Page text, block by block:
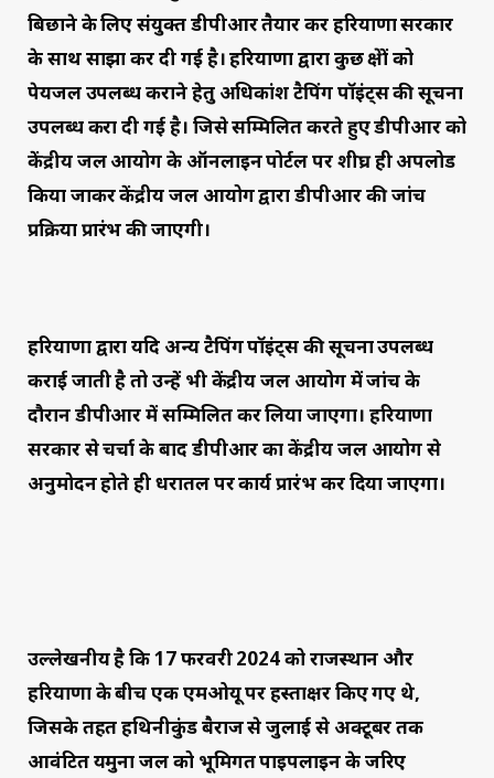
बिछाने के लिए संयुक्त डीपीआर तैयार कर हरियाणा सरकार
के साथ साझा कर दी गई है। हरियाणा द्वारा कुछ क्षेत्रों को
पेयजल उपलब्ध कराने हेतु अधिकांश टैपिंग पॉइंट्स की सूचना
उपलब्ध करा दी गई है। जिसे सम्मिलित करते हुए डीपीआर को
केंद्रीय जल आयोग के ऑनलाइन पोर्टल पर शीघ्र ही अपलोड
किया जाकर केंद्रीय जल आयोग द्वारा डीपीआर की जांच
प्रक्रिया प्रारंभ की जाएगी।
हरियाणा द्वारा यदि अन्य टैपिंग पॉइंट्स की सूचना उपलब्ध
कराई जाती है तो उन्हें भी केंद्रीय जल आयोग में जांच के
दौरान डीपीआर में सम्मिलित कर लिया जाएगा। हरियाणा
सरकार से चर्चा के बाद डीपीआर का केंद्रीय जल आयोग से
अनुमोदन होते ही धरातल पर कार्य प्रारंभ कर दिया जाएगा।
उल्लेखनीय है कि 17 फरवरी 2024 को राजस्थान और
हरियाणा के बीच एक एमओयू पर हस्ताक्षर किए गए थे,
जिसके तहत हथिनीकुंड बैराज से जुलाई से अक्टूबर तक
आवंटित यमुना जल को भूमिगत पाइपलाइन के जरिए